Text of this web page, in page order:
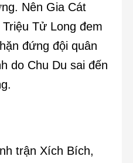
Nên Gia Cát
Tử Long đem
đứng đội quân
do Chu Du sai đến
trận Xích Bích,